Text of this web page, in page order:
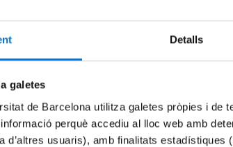
Detalls
galetes
de Barcelona utilitza galetes pròpies i de
perquè accediu al lloc web amb
d’altres usuaris), amb finalitats
Try again